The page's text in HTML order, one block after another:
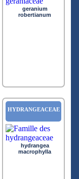
geranium
robertianum
HYDRANGEACEAE
hydrangea
macrophylla